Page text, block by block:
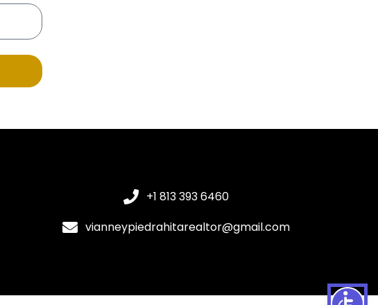
+1 813 393 6460
vianneypiedrahitarealtor@gmail.com